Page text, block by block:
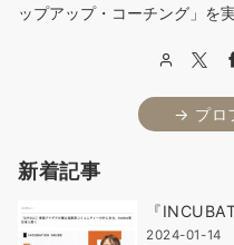
ップアップ・コーチング」を実
→ プロ
新着記事
『
2024-01-14